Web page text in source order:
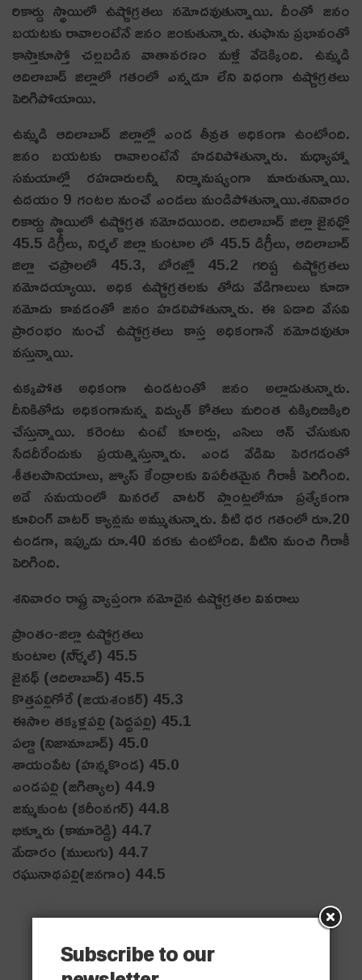
రికార్డు స్థాయిలో ఉష్ణోగ్ర‌త‌లు న‌మోద‌వుతున్నాయి. దీంతో జ‌నం
బ‌య‌ట‌కు రావాలంటేనే జ‌నం జంకుతున్నారు. తుఫాను ప్ర‌భావంతో
కాస్తాకూస్తో చ‌ల్ల‌బ‌డిన వాతావ‌ర‌ణం మ‌ళ్లీ వేడెక్కింది. ఉమ్మ‌డి
ఆదిలాబాద్ జిల్లాలో గ‌తంలో ఎన్న‌డూ లేని విధంగా ఉష్ణోగ్ర‌త‌లు
పెరిగిపోయాయి.
ఉమ్మ‌డి ఆదిలాబాద్ జిల్లాల్లో ఎండ తీవ్రత అధికంగా ఉంటోంది.
జనం బయటకు రావాలంటేనే హడలిపోతున్నారు. మధ్యాహ్నా
సమయాల్లో రహదారులన్నీ నిర్మానుష్యంగా మారుతున్నాయి.
ఉదయం 9 గంటల నుంచే ఎండలు మండిపోతున్నాయి.శ‌నివారం
రికార్డు స్థాయిలో ఉష్ణోగ్రత నమోదయింది. ఆదిలాబాద్ జిల్లా జైనథ్లో
45.5 డిగ్రీలు, నిర్మల్ జిల్లా కుంటాల లో 45.5 డిగ్రీలు, ఆదిలాబాద్
జిల్లా చప్రాలలో 45.3, బోరజ్లో 45.2 గరిష్ట ఉష్ణోగ్రతలు
నమోదయ్యాయి. అధిక ఉష్ణోగ్ర‌త‌ల‌కు తోడు వేడిగాలులు కూడా
న‌మోదు కావ‌డంతో జ‌నం హ‌డ‌లిపోతున్నారు. ఈ ఏడాది వేసవి
ప్రారంభం నుంచే ఉష్ణోగ్రతలు కాస్త అధికంగానే నమోదవుతూ
వస్తున్నాయి.
ఉక్కపోత అధికంగా ఉండటంతో జనం అల్లాడుతున్నారు.
దీనికితోడు అధికంగానున్న విద్యుత్‌ కోతలు మరింత ఉక్కిరిబిక్కిరి
చేస్తున్నాయి. కరెంటు ఉంటే కూలర్లు, ఎసిలు ఆన్‌ చేసుకుని
సేదదీరేందుకు ప్రయత్నిస్తున్నారు. ఎండ వేడిమి పెరగడంతో
శీతలపానియాలు, జ్యూస్‌ కేంద్రాలకు విపరీతమైన గిరాకీ పెరిగింది.
అదే సమయంలో మినరల్‌ వాటర్‌ ప్లాంట్లలోనూ ప్రత్యేకంగా
కూలింగ్‌ వాటర్‌ క్యాన్లను అమ్ముతున్నారు. వీటి ధర గతంలో రూ.20
ఉండగా, ఇప్పుడు రూ.40 వరకు ఉంటోంది. వీటిని మంచి గిరాకీ
పెరిగింది.
శ‌నివారం రాష్ట్ర వ్యాప్తంగా న‌మోదైన ఉష్ణోగ్ర‌త‌ల వివ‌రాలు
ప్రాంతం-జిల్లా ఉష్ణోగ్ర‌త‌లు
కుంటాల (ని్ర్మ‌ల్‌) 45.5
జైన‌థ్ (ఆదిలాబాద్‌) 45.5
కొత్త‌ప‌ల్లిగోరే (జ‌య‌శంక‌ర్) 45.3
ఈసాల త‌క్క‌ళ్ల‌ప‌ల్లి (పెద్ద‌ప‌ల్లి) 45.1
ప‌ల్డా (నిజామాబాద్‌) 45.0
శాయంపేట (హ‌న్మ‌కొండ‌) 45.0
ఎండ‌ప‌ల్లి (జ‌గిత్యాల‌) 44.9
జ‌మ్మ‌కుంట (క‌రీంన‌గ‌ర్‌) 44.8
భిక్నూరు (కామారెడ్డి) 44.7
మేడారం (ములుగు) 44.7
ర‌ఘునాథ‌ప‌ల్లి(జ‌న‌గాం) 44.5
Subscribe to our